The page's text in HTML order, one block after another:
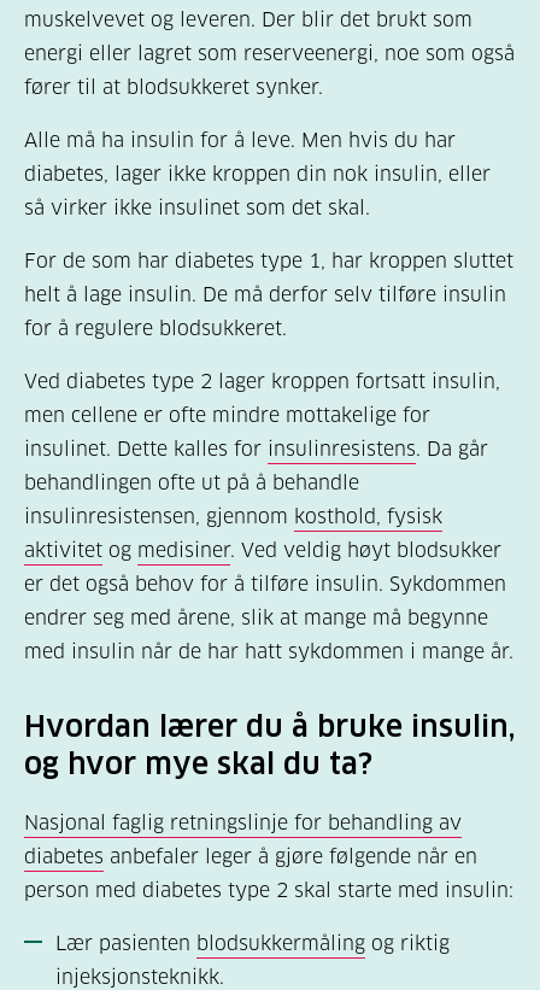
muskelvevet og leveren. Der blir det brukt som
energi eller lagret som reserveenergi, noe som også
fører til at blodsukkeret synker.
Alle må ha insulin for å leve. Men hvis du har
diabetes, lager ikke kroppen din nok insulin, eller
så virker ikke insulinet som det skal.
For de som har diabetes type 1, har kroppen sluttet
helt å lage insulin. De må derfor selv tilføre insulin
for å regulere blodsukkeret.
Ved diabetes type 2 lager kroppen fortsatt insulin,
men cellene er ofte mindre mottakelige for
insulinet. Dette kalles for insulinresistens. Da går
behandlingen ofte ut på å behandle
insulinresistensen, gjennom kosthold, fysisk
aktivitet og medisiner. Ved veldig høyt blodsukker
er det også behov for å tilføre insulin. Sykdommen
endrer seg med årene, slik at mange må begynne
med insulin når de har hatt sykdommen i mange år.
Hvordan lærer du å bruke insulin,
og hvor mye skal du ta?
Nasjonal faglig retningslinje for behandling av
diabetes anbefaler leger å gjøre følgende når en
person med diabetes type 2 skal starte med insulin:
Lær pasienten blodsukkermåling og riktig
injeksjonsteknikk.